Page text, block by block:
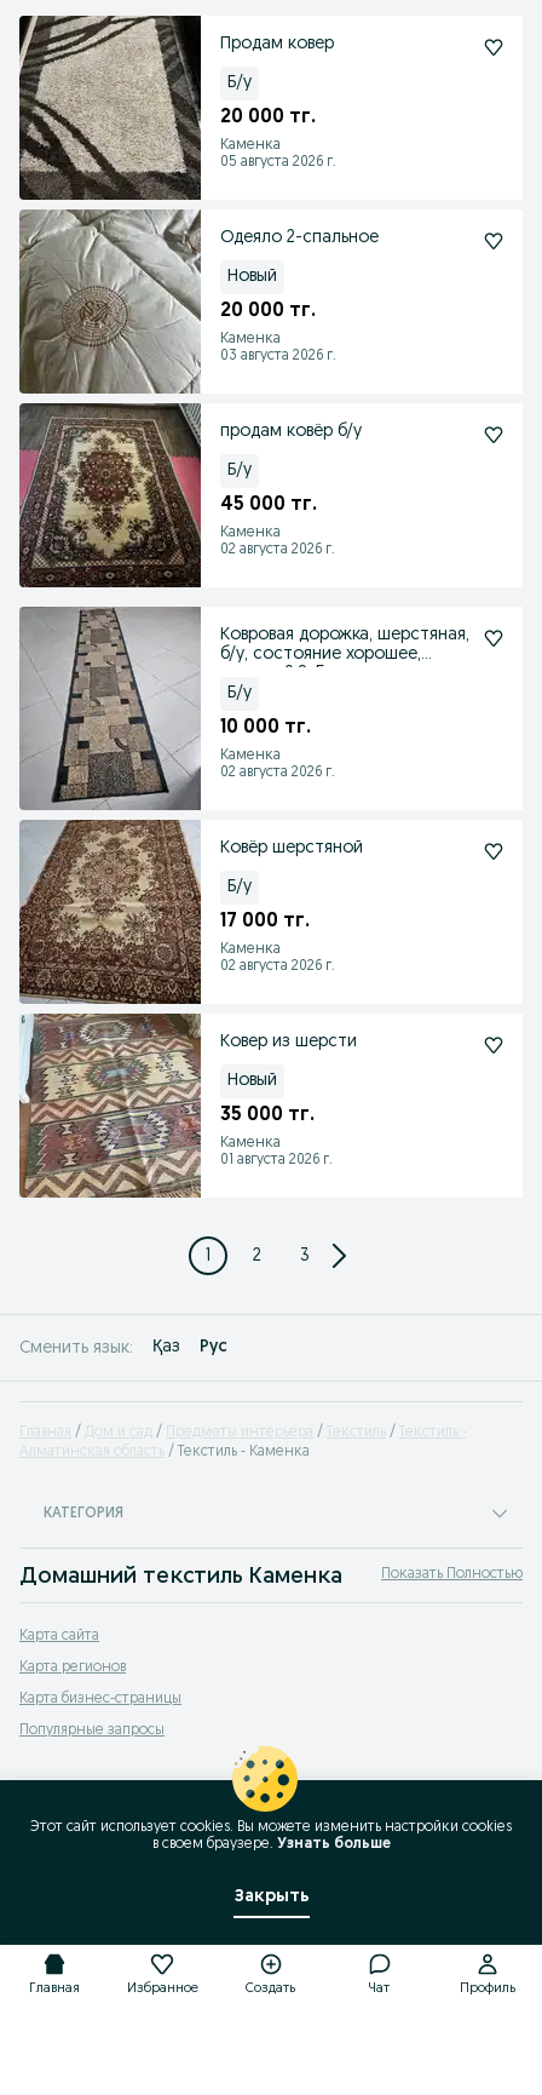
Продам ковер
Б/у
20 000 тг.
Каменка
05 августа 2026 г.
Одеяло 2-спальное
Новый
20 000 тг.
Каменка
03 августа 2026 г.
продам ковёр б/у
Б/у
45 000 тг.
Каменка
02 августа 2026 г.
Ковровая дорожка, шерстяная,
б/у, состояние хорошее,
Б/у
10 000 тг.
Каменка
02 августа 2026 г.
Ковёр шерстяной
Б/у
17 000 тг.
Каменка
02 августа 2026 г.
Ковер из шерсти
Новый
35 000 тг.
Каменка
01 августа 2026 г.
1 2 3
Сменить язык: Қаз Рус
Главная Дом и сад Предметы интерьера Текстиль
Текстиль -
Алматинская область
Текстиль - Каменка
КАТЕГОРИЯ
Домашний текстиль Каменка Показать Полностью
Карта сайта
Карта регионов
Карта бизнес-страницы
Популярные запросы
Главная Избранное Создать Чат Профиль
Этот сайт использует cookies. Вы можете изменить настройки cookies
в своeм браузере. Узнать больше
Закрыть